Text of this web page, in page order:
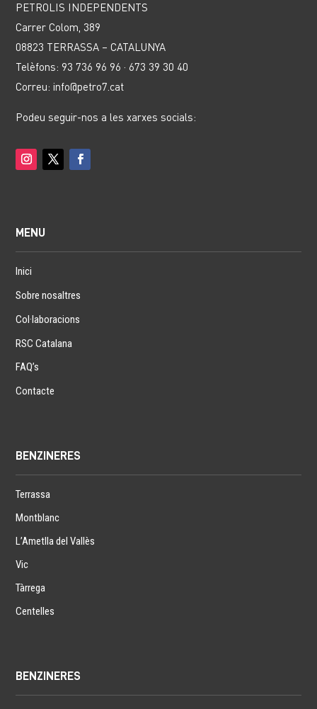
PETROLIS INDEPENDENTS
Carrer Colom, 389
08823 TERRASSA – CATALUNYA
Telèfons: 93 736 96 96 · 673 39 30 40
Correu: info@petro7.cat
Podeu seguir-nos a les xarxes socials:
MENU
Inici
Sobre nosaltres
Col·laboracions
RSC Catalana
FAQ’s
Contacte
BENZINERES
Terrassa
Montblanc
L’Ametlla del Vallès
Vic
Tàrrega
Centelles
BENZINERES